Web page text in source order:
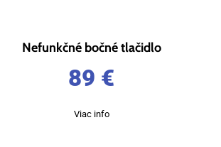
Nefunkčné bočné tlačidlo
89 €
Viac info